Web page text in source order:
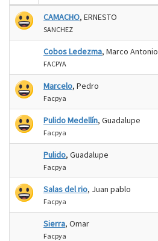
CAMACHO, ERNESTO
SANCHEZ
Cobos Ledezma, Marco Antonio
FACPYA
Marcelo, Pedro
Facpya
Pulido Medellín, Guadalupe
Facpya
Pulido, Guadalupe
Facpya
Salas del rio, Juan pablo
Facpya
Sierra, Omar
Facpya